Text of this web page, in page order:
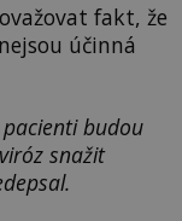
fakt, že
účinná
budou
snažit